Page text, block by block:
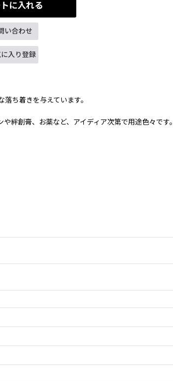
に入れる
い合わせ
入り登録
ち着きを与えています。
絆創膏、お薬など、アイディア次第で用途色々です。